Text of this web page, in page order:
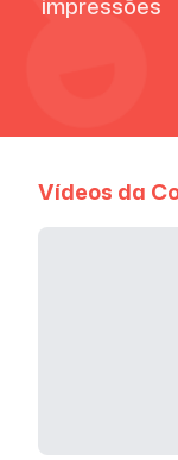
Vídeos da